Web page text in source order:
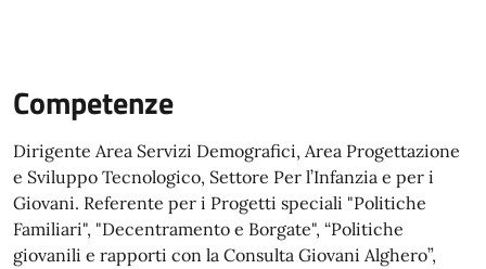
Competenze
Dirigente Area Servizi Demografici, Area Progettazione
e Sviluppo Tecnologico, Settore Per l’Infanzia e per i
Giovani. Referente per i Progetti speciali "Politiche
Familiari", "Decentramento e Borgate", “Politiche
giovanili e rapporti con la Consulta Giovani Alghero”,